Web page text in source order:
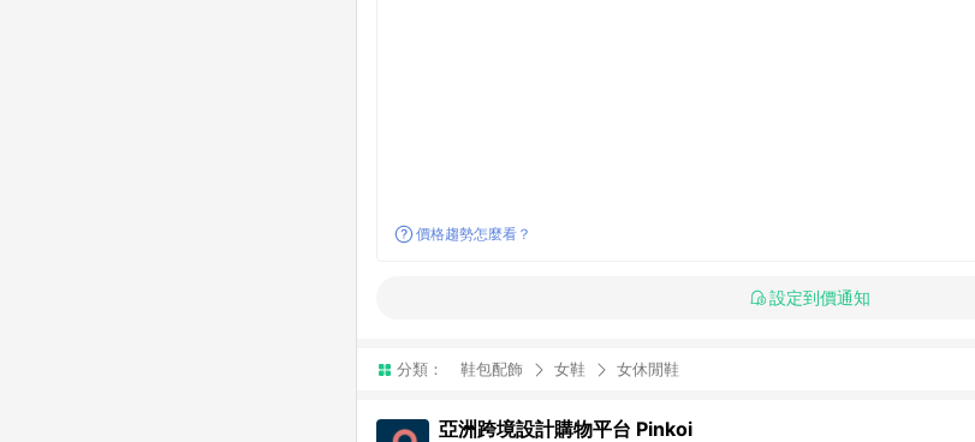
價格趨勢怎麼看？
設定到價通知
分類： 鞋包配飾 女鞋 女休閒鞋
亞洲跨境設計購物平台 Pinkoi